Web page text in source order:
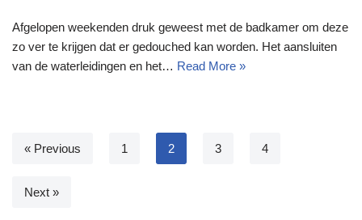
Afgelopen weekenden druk geweest met de badkamer om deze
zo ver te krijgen dat er gedouched kan worden. Het aansluiten
van de waterleidingen en het… Read More »
« Previous 1 2 3 4
Next »